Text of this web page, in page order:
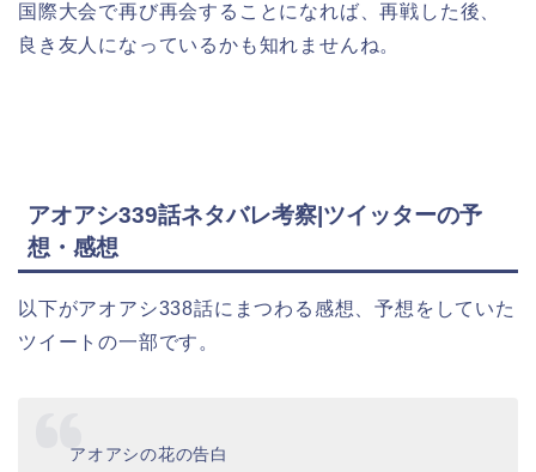
国際大会で再び再会することになれば、再戦した後、
良き友人になっているかも知れませんね。
アオアシ339話ネタバレ考察|ツイッターの予
想・感想
以下がアオアシ338話にまつわる感想、予想をしていた
ツイートの一部です。
アオアシの花の告白